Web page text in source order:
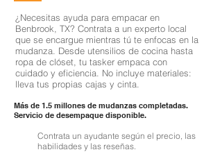
¿Necesitas ayuda para empacar en
Benbrook, TX? Contrata a un experto local
que se encargue mientras tú te enfocas en la
mudanza. Desde utensilios de cocina hasta
ropa de clóset, tu tasker empaca con
cuidado y eficiencia. No incluye materiales:
lleva tus propias cajas y cinta.
Más de 1.5 millones de mudanzas completadas.
Servicio de desempaque disponible.
Contrata un ayudante según el precio, las
habilidades y las reseñas.